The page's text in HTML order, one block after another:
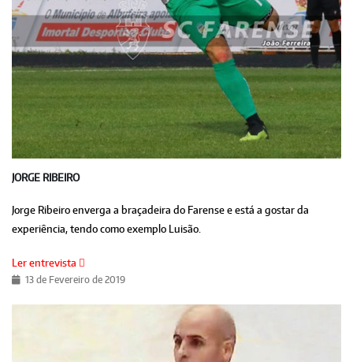
JORGE RIBEIRO
Jorge Ribeiro enverga a braçadeira do Farense e está a gostar da
experiência, tendo como exemplo Luisão.
Ler entrevista
13 de Fevereiro de 2019